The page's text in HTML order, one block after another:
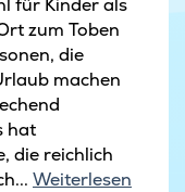
zum Toben
die
machen
hat
die reichlich
Weiterlesen